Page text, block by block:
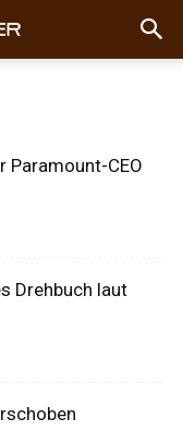
Paramount-CEO
Drehbuch laut